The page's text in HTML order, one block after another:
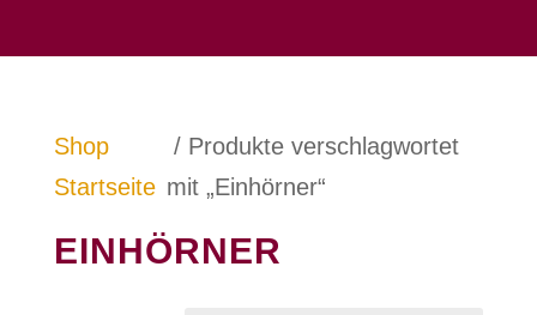
Shop
Startseite
/ Produkte verschlagwortet
mit „Einhörner“
EINHÖRNER